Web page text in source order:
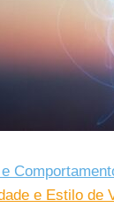
e Estilo de